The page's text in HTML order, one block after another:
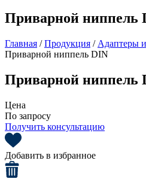
Приварной ниппель
Главная /Продукция / Адаптеры
Приварной ниппель DIN
Приварной ниппель
Цена
По запросу
Получить консультацию
Добавить в избранное